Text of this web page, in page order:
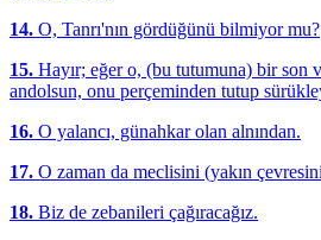
14. O, Tanrı'nın gördüğünü bilmiyor mu?
15. Hayır; eğer o, (bu tutumuna) bir son
andolsun, onu perçeminden tutup
16. O yalancı, günahkar olan alnından.
17. O zaman da meclisini (yakın çevresini
18. Biz de zebanileri çağıracağız.